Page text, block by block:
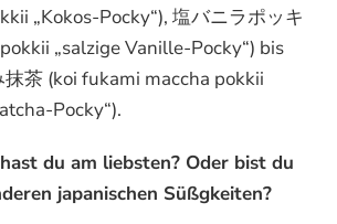
„Kokos-Pocky“), 塩バニラポッキ
„salzige Vanille-Pocky“) bis
茶 (koi fukami maccha pokkii
Pocky“).
du am liebsten? Oder bist du
japanischen Süßgkeiten?